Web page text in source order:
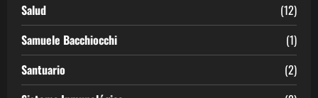
Salud
(12)
Samuele Bacchiocchi
(1)
Santuario
(2)